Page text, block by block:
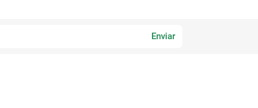
Enviar